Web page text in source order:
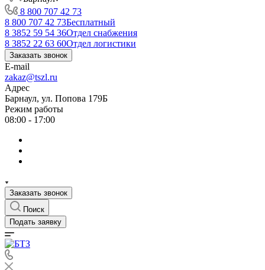
8 800 707 42 73
8 800 707 42 73Бесплатный
8 3852 59 54 36Отдел снабжения
8 3852 22 63 60Отдел логистики
Заказать звонок
E-mail
zakaz@tszl.ru
Адрес
Барнаул, ул. Попова 179Б
Режим работы
08:00 - 17:00
Заказать звонок
Поиск
Подать заявку